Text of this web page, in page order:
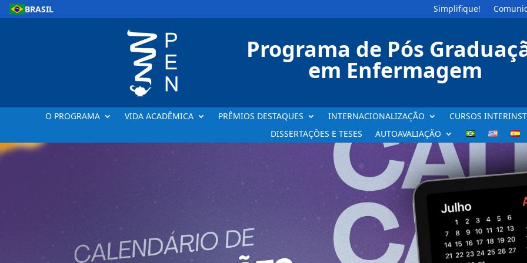
BRASIL Simplifique!
Programa de Pós
em Enfermagem
O PROGRAMA VIDA ACADÊMICA PRÊMIOS DESTAQUES INTERNACIONALIZAÇÃO
CURSOS
DISSERTAÇÕES E TESES
AUTOAVALIAÇÃO